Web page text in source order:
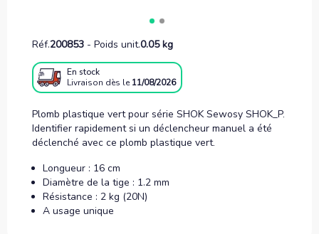
Réf.200853 - Poids unit.0.05 kg
En stock
Livraison dès le 11/08/2026
Plomb plastique vert pour série SHOK Sewosy SHOK_P.
Identifier rapidement si un déclencheur manuel a été
déclenché avec ce plomb plastique vert.
Longueur : 16 cm
Diamètre de la tige : 1.2 mm
Résistance : 2 kg (20N)
A usage unique